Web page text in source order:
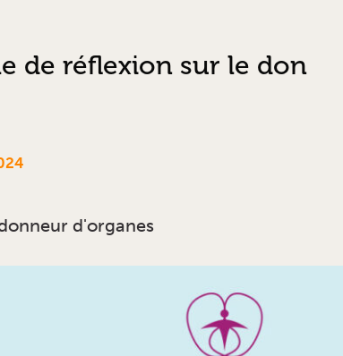
de réflexion sur le don
d'organes